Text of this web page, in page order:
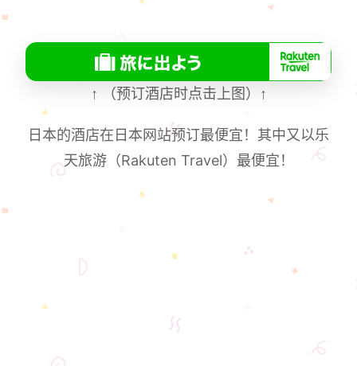
↑ （预订酒店时点击上图） ↑
日本的酒店在日本网站预订最便宜！其中又以乐
天旅游（Rakuten Travel）最便宜！